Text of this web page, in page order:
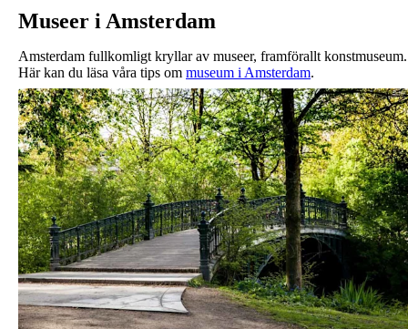
Museer i Amsterdam
Amsterdam fullkomligt kryllar av museer, framförallt konstmuseum.
Här kan du läsa våra tips om museum i Amsterdam.